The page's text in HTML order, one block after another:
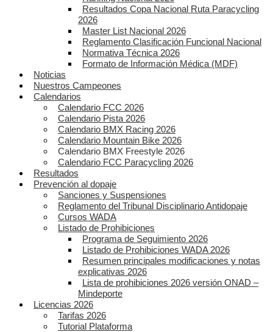
Resultados Copa Nacional Ruta Paracycling
2026
Master List Nacional 2026
Reglamento Clasificación Funcional Nacional
Normativa Técnica 2026
Formato de Información Médica (MDF)
Noticias
Nuestros Campeones
Calendarios
Calendario FCC 2026
Calendario Pista 2026
Calendario BMX Racing 2026
Calendario Mountain Bike 2026
Calendario BMX Freestyle 2026
Calendario FCC Paracycling 2026
Resultados
Prevención al dopaje
Sanciones y Suspensiones
Reglamento del Tribunal Disciplinario Antidopaje
Cursos WADA
Listado de Prohibiciones
Programa de Seguimiento 2026
Listado de Prohibiciones WADA 2026
Resumen principales modificaciones y notas
explicativas 2026
Lista de prohibiciones 2026 versión ONAD –
Mindeporte
Licencias 2026
Tarifas 2026
Tutorial Plataforma